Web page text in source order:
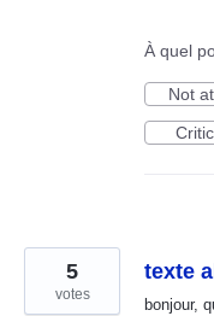
À quel
Not
texte
bonjour,
5
votes